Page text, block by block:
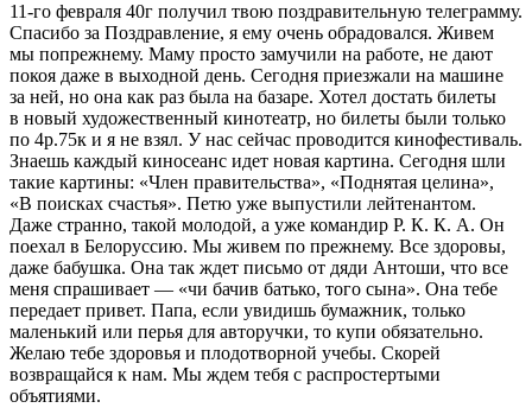
11-го февраля 40г получил твою поздравительную телеграмму.
Спасибо за Поздравление, я ему очень обрадовался. Живем
мы попрежнему. Маму просто замучили на работе, не дают
покоя даже в выходной день. Сегодня приезжали на машине
за ней, но она как раз была на базаре. Хотел достать билеты
в новый художественный кинотеатр, но билеты были только
по 4р.75к и я не взял. У нас сейчас проводится кинофестиваль.
Знаешь каждый киносеанс идет новая картина. Сегодня шли
такие картины: «Член правительства», «Поднятая целина»,
«В поисках счастья». Петю уже выпустили лейтенантом.
Даже странно, такой молодой, а уже командир Р. К. К. А. Он
поехал в Белоруссию. Мы живем по прежнему. Все здоровы,
даже бабушка. Она так ждет письмо от дяди Антоши, что все
меня спрашивает — «чи бачив батько, того сына». Она тебе
передает привет. Папа, если увидишь бумажник, только
маленький или перья для авторучки, то купи обязательно.
Желаю тебе здоровья и плодотворной учебы. Скорей
возвращайся к нам. Мы ждем тебя с распростертыми
объятиями.